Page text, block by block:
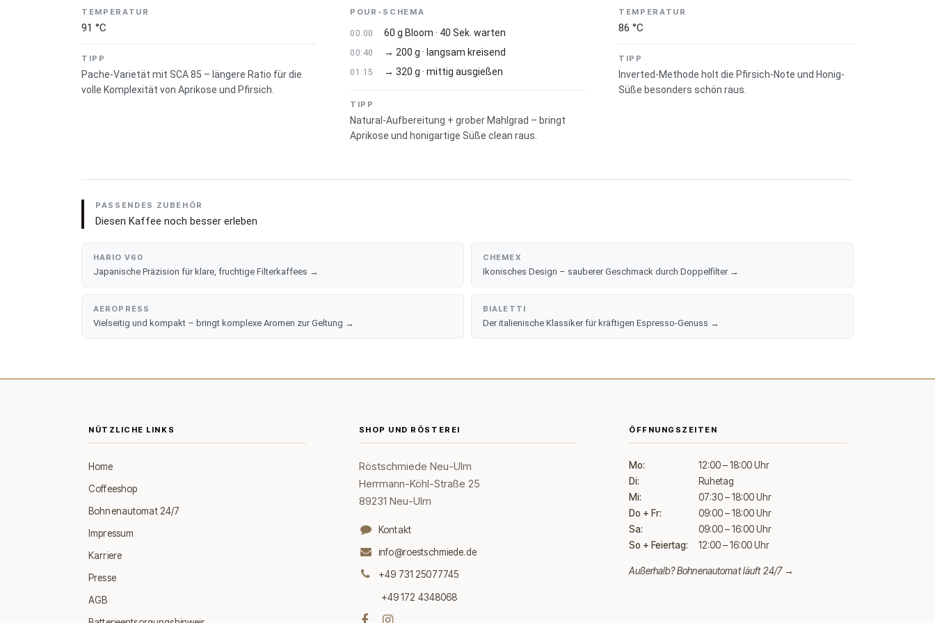
Kaffeekirschen Zeit zum Reifen gibt. Drei bis fünf feste Mitarbeiter pflegen die Farm das ganze Jahr, zur Erntezeit kommen bis zu 30 Erntehelfer hinzu, die jede
Kirsche von Hand pflücken.
TEMPERATUR
91 °C
TIPP
Pache-Varietät mit SCA 85 – längere Ratio für die
volle Komplexität von Aprikose und Pfirsich.
POUR-SCHEMA
00:00 60 g Bloom · 40 Sek. warten
00:40 → 200 g · langsam kreisend
01:15 → 320 g · mittig ausgießen
TIPP
Natural-Aufbereitung + grober Mahlgrad – bringt
Aprikose und honigartige Süße clean raus.
TEMPERATUR
86 °C
TIPP
Inverted-Methode holt die Pfirsich-Note und Honig-
Süße besonders schön raus.
PASSENDES ZUBEHÖR
Diesen Kaffee noch besser erleben
HARIO V60
Japanische Präzision für klare, fruchtige Filterkaffees →
CHEMEX
Ikonisches Design – sauberer Geschmack durch Doppelfilter →
AEROPRESS
Vielseitig und kompakt – bringt komplexe Aromen zur Geltung →
BIALETTI
Der italienische Klassiker für kräftigen Espresso-Genuss →
NÜTZLICHE LINKS
Home
Coffeeshop
Bohnenautomat 24/7
Impressum
Karriere
Presse
AGB
SHOP UND RÖSTEREI
Röstschmiede Neu-Ulm
Herrmann-Köhl-Straße 25
89231 Neu-Ulm
Kontakt
info@roestschmiede.de
+49 731 25077745
+49 172 4348068
ÖFFNUNGSZEITEN
Mo:
12:00 – 18:00 Uhr
Di:
Ruhetag
Mi:
07:30 – 18:00 Uhr
Do + Fr:
09:00 – 18:00 Uhr
Sa:
09:00 – 16:00 Uhr
So + Feiertag:
12:00 – 16:00 Uhr
Außerhalb?Bohnenautomat läuft 24/7 →